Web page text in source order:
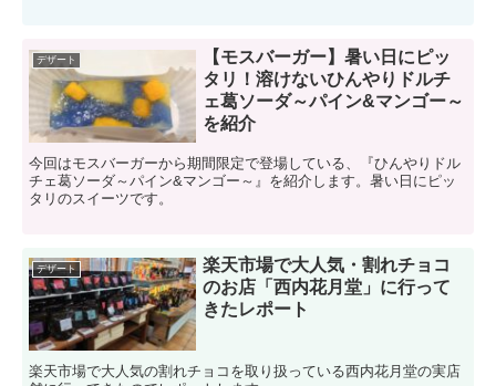
デザート
【モスバーガー】暑い日にピッ
タリ！溶けないひんやりドルチ
ェ葛ソーダ～パイン&マンゴー～
を紹介
今回はモスバーガーから期間限定で登場している、『ひんやりドル
チェ葛ソーダ～パイン&マンゴー～』を紹介します。暑い日にピッ
タリのスイーツです。
デザート
楽天市場で大人気・割れチョコ
のお店「西内花月堂」に行って
きたレポート
楽天市場で大人気の割れチョコを取り扱っている西内花月堂の実店